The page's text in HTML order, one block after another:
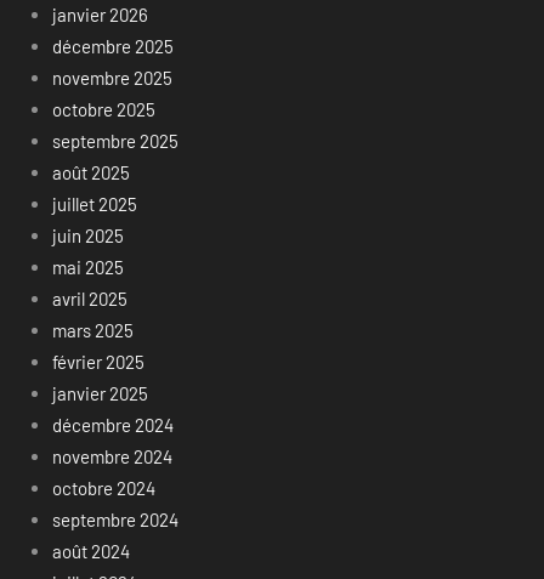
janvier 2026
décembre 2025
novembre 2025
octobre 2025
septembre 2025
août 2025
juillet 2025
juin 2025
mai 2025
avril 2025
mars 2025
février 2025
janvier 2025
décembre 2024
novembre 2024
octobre 2024
septembre 2024
août 2024